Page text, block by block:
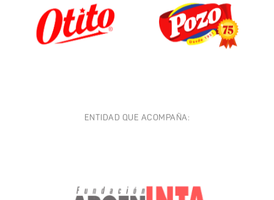
ENTIDAD QUE ACOMPAÑA: